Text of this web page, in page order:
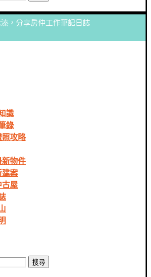
，分享房仲工作筆記日誌
識
錄
照攻略
新物件
建案
古屋
搜尋